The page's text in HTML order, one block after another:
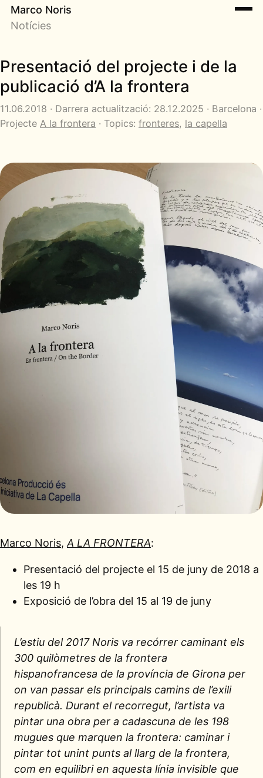
Marco Noris
Notícies
Presentació del projecte i de la
publicació d’A la frontera
11.06.2018 · Darrera actualització: 28.12.2025 · Barcelona ·
Projecte A la frontera · Topics: fronteres, la capella
Marco Noris, A LA FRONTERA:
Presentació del projecte el 15 de juny de 2018 a
les 19 h
Exposició de l’obra del 15 al 19 de juny
L’estiu del 2017 Noris va recórrer caminant els
300 quilòmetres de la frontera
hispanofrancesa de la província de Girona per
on van passar els principals camins de l’exili
republicà. Durant el recorregut, l’artista va
pintar una obra per a cadascuna de les 198
mugues que marquen la frontera: caminar i
pintar tot unint punts al llarg de la frontera,
com en equilibri en aquesta línia invisible que